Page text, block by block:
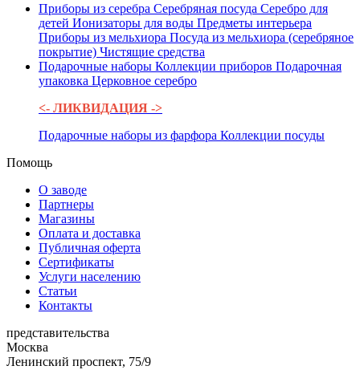
Приборы из серебра Серебряная посуда Серебро для
детей Ионизаторы для воды Предметы интерьера
Приборы из мельхиора Посуда из мельхиора (серебряное
покрытие) Чистящие средства
Подарочные наборы Коллекции приборов Подарочная
упаковка Церковное серебро
<- ЛИКВИДАЦИЯ ->
Подарочные наборы из фарфора Коллекции посуды
Помощь
О заводе
Партнеры
Магазины
Оплата и доставка
Публичная оферта
Сертификаты
Услуги населению
Статьи
Контакты
представительства
Москва
Ленинский проспект, 75/9